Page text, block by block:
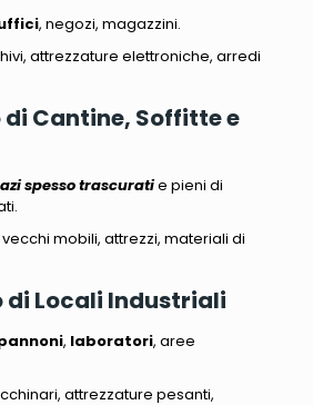
, negozi, magazzini.
attrezzature elettroniche, arredi
di Cantine, Soffitte e
spesso trascuratie pieni di
mobili, attrezzi, materiali di
di Locali Industriali
, laboratori, aree
attrezzature pesanti,